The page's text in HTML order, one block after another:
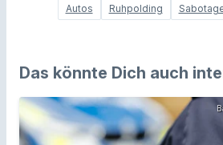
Autos Ruhpolding
Das könnte Dich auch